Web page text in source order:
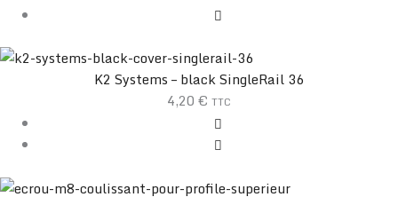
K2 Systems – black SingleRail 36
4,20 € TTC